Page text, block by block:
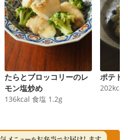
たらとブロッコリーのレ
モン塩炒め
136kcal 食塩 1.2g
ポテト
202kcal